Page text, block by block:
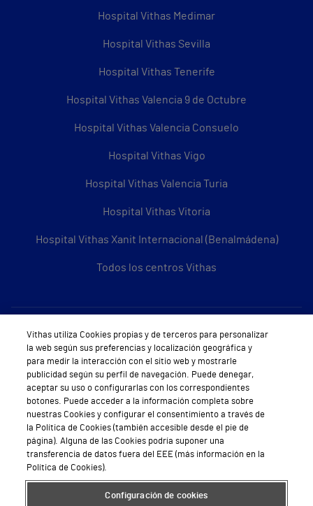
Hospital Vithas Medimar
Hospital Vithas Sevilla
Hospital Vithas Tenerife
Hospital Vithas Valencia 9 de Octubre
Hospital Vithas Valencia Consuelo
Hospital Vithas Vigo
Hospital Vithas Valencia Turia
Hospital Vithas Vitoria
Hospital Vithas Xanit Internacional (Benalmádena)
Todos los centros Vithas
Sobre Vithas
Quiénes somos
Trabajar en Vithas
Teléfono Cita Médica
Teléfono Atención al Cliente
Política de seguridad y salud en el trabajo
Conoce a Supervita
Vithas utiliza Cookies propias y de terceros para personalizar
la web según sus preferencias y localización geográfica y
para medir la interacción con el sitio web y mostrarle
publicidad según su perfil de navegación. Puede denegar,
aceptar su uso o configurarlas con los correspondientes
botones. Puede acceder a la información completa sobre
nuestras Cookies y configurar el consentimiento a través de
la Política de Cookies (también accesible desde el pie de
página). Alguna de las Cookies podría suponer una
transferencia de datos fuera del EEE (más información en la
Política de Cookies).
Configuración de cookies